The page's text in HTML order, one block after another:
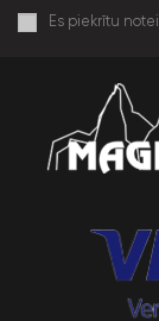
Es piekrītu